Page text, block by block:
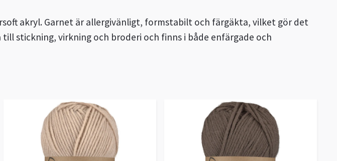
akryl. Garnet är allergivänligt, formstabilt och färgäkta, vilket gör det
stickning, virkning och broderi och finns i både enfärgade och